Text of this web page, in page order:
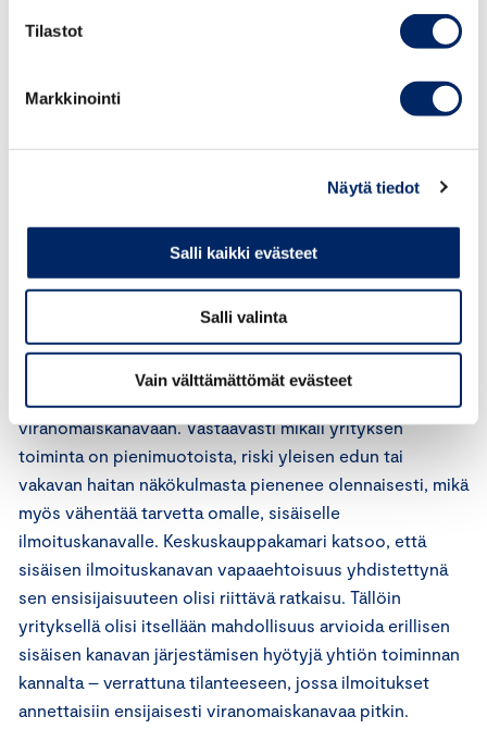
Tilastot
Markkinointi
Näytä tiedot
Salli kaikki evästeet
Salli valinta
Vain välttämättömät evästeet
ilmoituskanavan järjestämiseen koskee kaikkia yrityksiä,
joissa on vähintään 50 työntekijää tai joiden liikevaihto
tai tase on vähintään 10 miljoonaa sekä eräitä toimialoja
Keskuskauppakamari katsoo, että ehdotetut rajat ovat
hyvin alhaiset. Lisäksi pitäisi aina tarkastella sekä
henkilöstömäärää että liiketoiminnan kokoa.
Velvollisuutta sisäisten ilmoituskanavien ylläpitämiseen
ei pitäisi koskaan olla yrityksissä joiden henkilöstömäärä
on hyvin alhainen, koska kyseisissä yrityksissä sisäisen
ilmoituskanavan hyöty jää vähäiseksi suhteessa
viranomaiskanavaan. Vastaavasti mikäli yrityksen
toiminta on pienimuotoista, riski yleisen edun tai
vakavan haitan näkökulmasta pienenee olennaisesti, mikä
myös vähentää tarvetta omalle, sisäiselle
ilmoituskanavalle. Keskuskauppakamari katsoo, että
sisäisen ilmoituskanavan vapaaehtoisuus yhdistettynä
sen ensisijaisuuteen olisi riittävä ratkaisu. Tällöin
yrityksellä olisi itsellään mahdollisuus arvioida erillisen
sisäisen kanavan järjestämisen hyötyjä yhtiön toiminnan
kannalta – verrattuna tilanteeseen, jossa ilmoitukset
annettaisiin ensijaisesti viranomaiskanavaa pitkin.